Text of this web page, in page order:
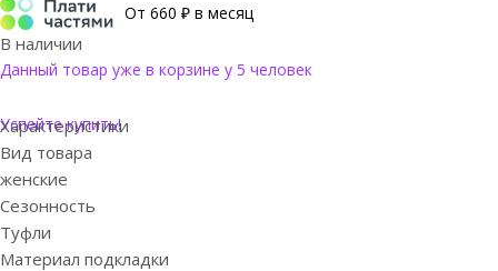
От 660 ₽ в месяц
В наличии
Данный товар уже в корзине у 5 человек
Успейте купить!
Характеристики
Вид товара
женские
Сезонность
Туфли
Материал подкладки